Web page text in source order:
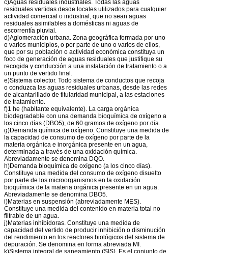
c)Aguas residuales industriales. Todas las aguas
residuales vertidas desde locales utilizados para cualquier
actividad comercial o industrial, que no sean aguas
residuales asimilables a domésticas ni aguas de
escorrentía pluvial.
d)Aglomeración urbana. Zona geográfica formada por uno
o varios municipios, o por parte de uno o varios de ellos,
que por su población o actividad económica constituya un
foco de generación de aguas residuales que justifique su
recogida y conducción a una instalación de tratamiento o a
un punto de vertido final.
e)Sistema colector. Todo sistema de conductos que recoja
o conduzca las aguas residuales urbanas, desde las redes
de alcantarillado de titularidad municipal, a las estaciones
de tratamiento.
f)1 he (habitante equivalente). La carga orgánica
biodegradable con una demanda bioquímica de oxígeno a
los cinco días (DBO5), de 60 gramos de oxígeno por día.
g)Demanda química de oxígeno. Constituye una medida de
la capacidad de consumo de oxígeno por parte de la
materia orgánica e inorgánica presente en un agua,
determinada a través de una oxidación química.
Abreviadamente se denomina DQO.
h)Demanda bioquímica de oxígeno (a los cinco días).
Constituye una medida del consumo de oxígeno disuelto
por parte de los microorganismos en la oxidación
bioquímica de la materia orgánica presente en un agua.
Abreviadamente se denomina DBO5.
i)Materias en suspensión (abreviadamente MES).
Constituye una medida del contenido en materia total no
filtrable de un agua.
j)Materias inhibidoras. Constituye una medida de
capacidad del vertido de producir inhibición o disminución
del rendimiento en los reactores biológicos del sistema de
depuración. Se denomina en forma abreviada MI.
k)Sistema integral de saneamiento (SIS). Es el conjunto de